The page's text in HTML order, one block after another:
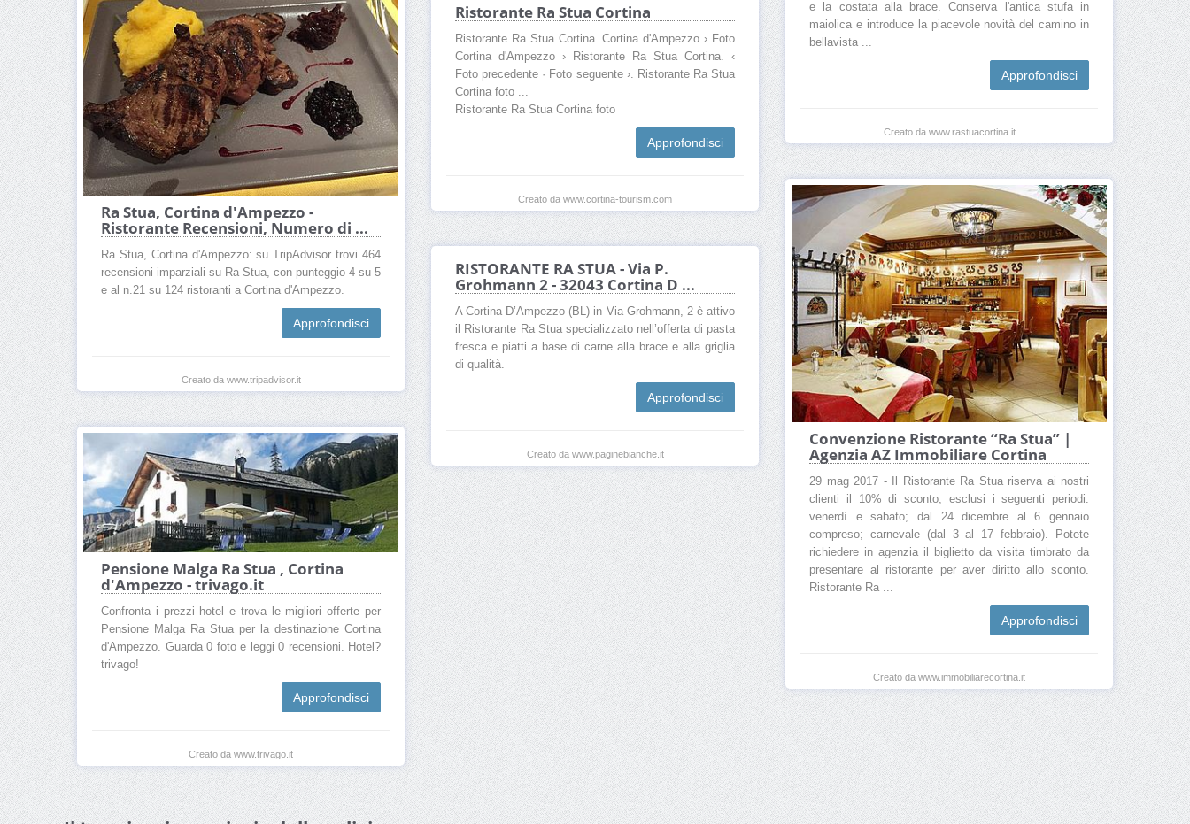
e la costata alla brace. Conserva l'antica stufa in
maiolica e introduce la piacevole novità del camino in
bellavista ...
Approfondisci
Creato da www.rastuacortina.it
Ra Stua, Cortina d'Ampezzo -
Ristorante Recensioni, Numero di ...
Ra Stua, Cortina d'Ampezzo: su TripAdvisor trovi 464
recensioni imparziali su Ra Stua, con punteggio 4 su 5
e al n.21 su 124 ristoranti a Cortina d'Ampezzo.
Approfondisci
Creato da www.tripadvisor.it
Ristorante Ra Stua Cortina
Ristorante Ra Stua Cortina. Cortina d'Ampezzo › Foto
Cortina d'Ampezzo › Ristorante Ra Stua Cortina. ‹
Foto precedente · Foto seguente ›. Ristorante Ra Stua
Cortina foto ...
Ristorante Ra Stua Cortina foto
Approfondisci
Creato da www.cortina-tourism.com
Convenzione Ristorante “Ra Stua” |
Agenzia AZ Immobiliare Cortina
29 mag 2017 - Il Ristorante Ra Stua riserva ai nostri
clienti il 10% di sconto, esclusi i seguenti periodi:
venerdì e sabato; dal 24 dicembre al 6 gennaio
compreso; carnevale (dal 3 al 17 febbraio). Potete
richiedere in agenzia il biglietto da visita timbrato da
presentare al ristorante per aver diritto allo sconto.
Ristorante Ra ...
Approfondisci
Creato da www.immobiliarecortina.it
RISTORANTE RA STUA - Via P.
Grohmann 2 - 32043 Cortina D ...
A Cortina D’Ampezzo (BL) in Via Grohmann, 2 è attivo
il Ristorante Ra Stua specializzato nell’offerta di pasta
fresca e piatti a base di carne alla brace e alla griglia
di qualità.
Approfondisci
Creato da www.paginebianche.it
Pensione Malga Ra Stua , Cortina
d'Ampezzo - trivago.it
Confronta i prezzi hotel e trova le migliori offerte per
Pensione Malga Ra Stua per la destinazione Cortina
d'Ampezzo. Guarda 0 foto e leggi 0 recensioni. Hotel?
trivago!
Approfondisci
Creato da www.trivago.it